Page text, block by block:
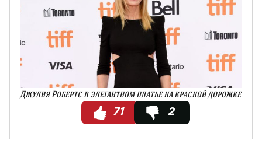
Джулия Робертс в элегантном платье на красной дорожке
71
2